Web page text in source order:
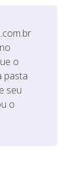
o
pasta
seu
o